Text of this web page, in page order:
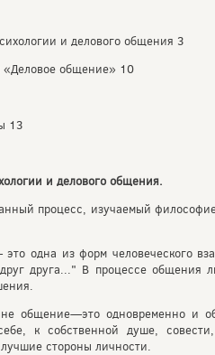
и делового общения 3
общение» 10
13
и дело­вого общения.
процесс, изучаемый
одна из форм человеческого
друга..." В процессе
общение—это одновременно и
к собственной душе,
стороны личности.